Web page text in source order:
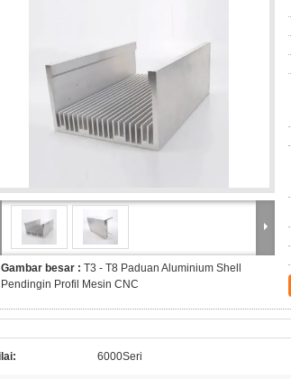
Gambar besar : T3 - T8 Paduan Aluminium Shell
Pendingin Profil Mesin CNC
6000Seri